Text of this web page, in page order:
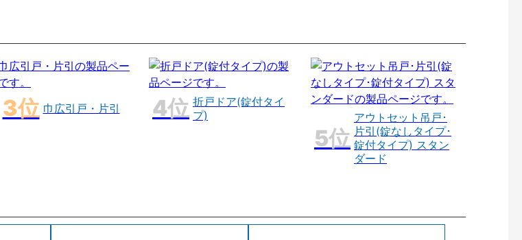
巾広引戸・片引
折戸ドア(錠付タイ
プ)
アウトセット吊戸･
片引(錠なしタイプ･
錠付タイプ) スタン
ダード